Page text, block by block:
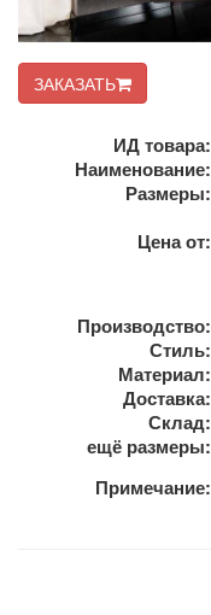
ЗАКАЗАТЬ
ИД товара:
Наименование:
Размеры:
Цена от:
Производство:
Стиль:
Материал:
Доставка:
Склад:
ещё размеры:
Примечание: